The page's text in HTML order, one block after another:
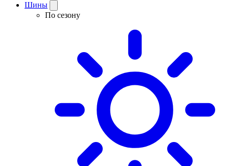
Шины
По сезону